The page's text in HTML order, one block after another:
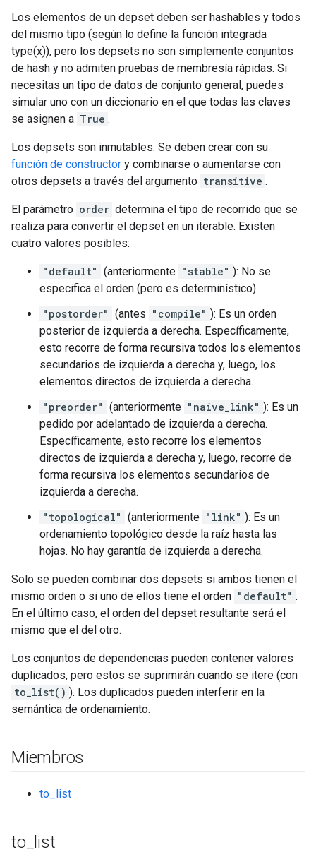
Los elementos de un depset deben ser hashables y todos
del mismo tipo (según lo define la función integrada
type(x)), pero los depsets no son simplemente conjuntos
de hash y no admiten pruebas de membresía rápidas. Si
necesitas un tipo de datos de conjunto general, puedes
simular uno con un diccionario en el que todas las claves
se asignen a True .
Los depsets son inmutables. Se deben crear con su
función de constructor y combinarse o aumentarse con
otros depsets a través del argumento transitive .
El parámetro order determina el tipo de recorrido que se
realiza para convertir el depset en un iterable. Existen
cuatro valores posibles:
"default" (anteriormente "stable" ): No se
especifica el orden (pero es determinístico).
"postorder" (antes "compile" ): Es un orden
posterior de izquierda a derecha. Específicamente,
esto recorre de forma recursiva todos los elementos
secundarios de izquierda a derecha y, luego, los
elementos directos de izquierda a derecha.
"preorder" (anteriormente "naive_link" ): Es un
pedido por adelantado de izquierda a derecha.
Específicamente, esto recorre los elementos
directos de izquierda a derecha y, luego, recorre de
forma recursiva los elementos secundarios de
izquierda a derecha.
"topological" (anteriormente "link" ): Es un
ordenamiento topológico desde la raíz hasta las
hojas. No hay garantía de izquierda a derecha.
Solo se pueden combinar dos depsets si ambos tienen el
mismo orden o si uno de ellos tiene el orden "default" .
En el último caso, el orden del depset resultante será el
mismo que el del otro.
Los conjuntos de dependencias pueden contener valores
duplicados, pero estos se suprimirán cuando se itere (con
to_list() ). Los duplicados pueden interferir en la
semántica de ordenamiento.
Miembros
to_list
to list